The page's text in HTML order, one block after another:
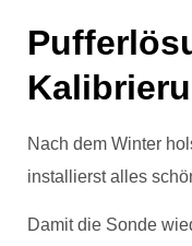
Nach dem Winter
installierst alles
Damit die Sonde